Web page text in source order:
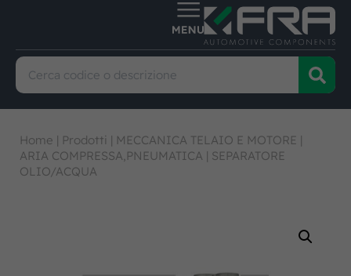
Home | Prodotti | MECCANICA TELAIO E MOTORE |
ARIA COMPRESSA,PNEUMATICA | SEPARATORE
OLIO/ACQUA